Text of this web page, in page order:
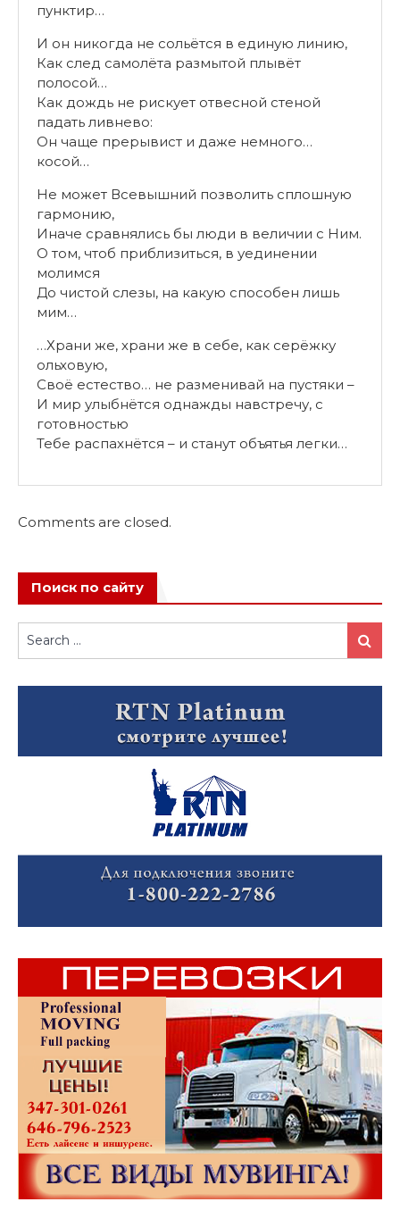
пунктир…
И он никогда не сольётся в единую линию,
Как след самолёта размытой плывёт
полосой…
Как дождь не рискует отвесной стеной
падать ливнево:
Он чаще прерывист и даже немного…
косой…
Не может Всевышний позволить сплошную
гармонию,
Иначе сравнялись бы люди в величии с Ним.
О том, чтоб приблизиться, в уединении
молимся
До чистой слезы, на какую способен лишь
мим…
…Храни же, храни же в себе, как серёжку
ольховую,
Своё естество… не разменивай на пустяки –
И мир улыбнётся однажды навстречу, с
готовностью
Тебе распахнётся – и станут объятья легки…
Comments are closed.
Поиск по сайту
for:
Search